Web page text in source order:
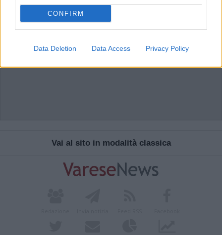
CONFIRM
Data Deletion Data Access Privacy Policy
Vai al sito in modalità classica